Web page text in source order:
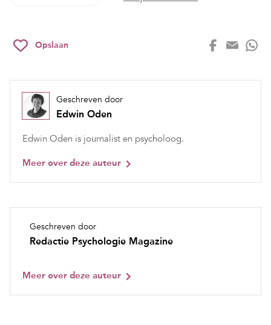
Opslaan
Geschreven door
Edwin Oden
Edwin Oden is journalist en psycholoog.
Meer over deze auteur
Geschreven door
Redactie Psychologie Magazine
Meer over deze auteur